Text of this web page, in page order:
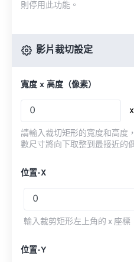
則停用此功能。
影片裁切設定
寬度 x 高度（像素）
x
請輸入裁切矩形的寬度和高度
數尺寸將向下取整到最接近的
位置-X
輸入裁剪矩形左上角的 x 座標
位置-Y